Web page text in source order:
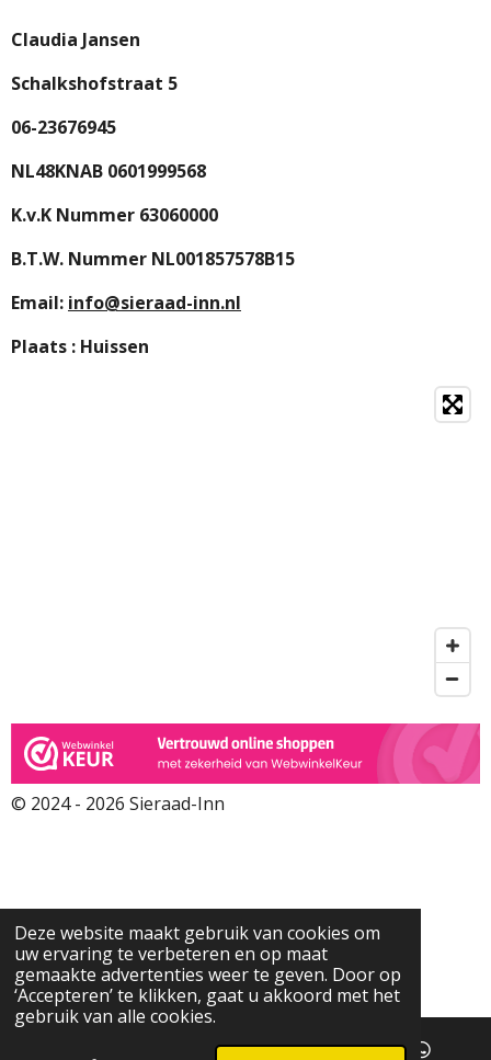
Deze website maakt gebruik van cookies om
uw ervaring te verbeteren en op maat
gemaakte advertenties weer te geven. Door op
‘Accepteren’ te klikken, gaat u akkoord met het
gebruik van alle cookies.
Claudia Jansen
Schalkshofstraat 5
06-23676945
NL48KNAB 0601999568
K.v.K Nummer 63060000
B.T.W. Nummer NL001857578B15
Email: info@sieraad-inn.nl
Plaats : Huissen
© 2024 - 2026 Sieraad-Inn